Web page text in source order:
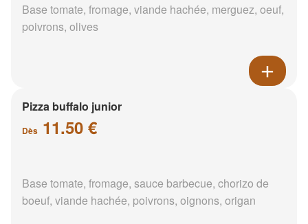
Base tomate, fromage, viande hachée, merguez, oeuf,
poivrons, olives
Pizza buffalo junior
Dès 11.50 €
Base tomate, fromage, sauce barbecue, chorizo de
boeuf, viande hachée, poivrons, oignons, origan